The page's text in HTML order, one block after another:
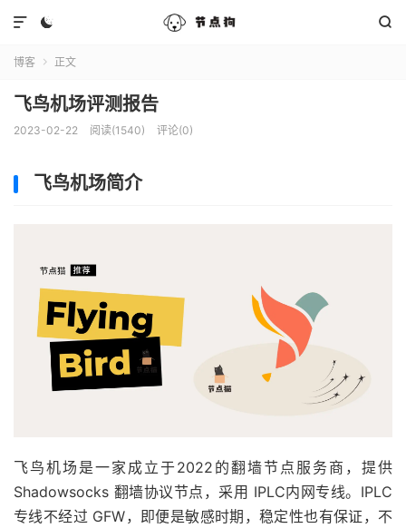
 

博客  正文
飞鸟机场评测报告
2023-02-22 阅读(1540) 评论(0)
飞鸟机场简介
飞鸟机场是一家成立于2022的翻墙节点服务商，提供
Shadowsocks 翻墙协议节点，采用 IPLC内网专线。IPLC
专线不经过 GFW，即便是敏感时期，稳定性也有保证，不